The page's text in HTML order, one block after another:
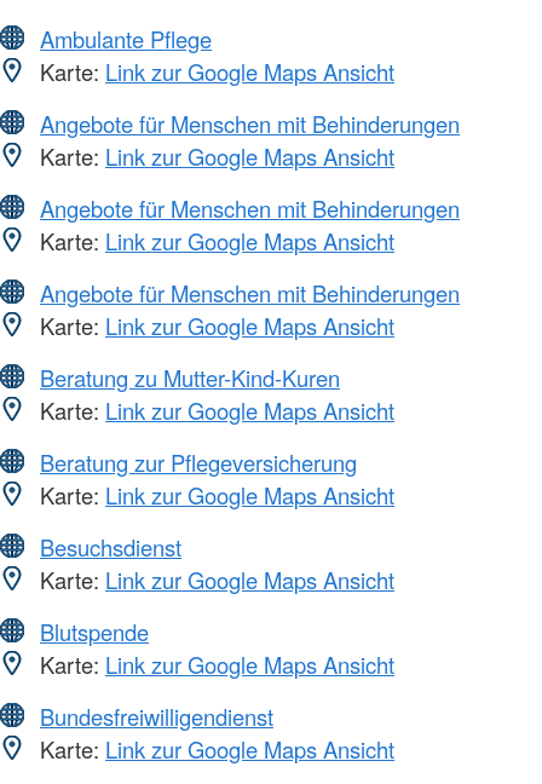
Ambulante Pflege
Karte: Link zur Google Maps Ansicht
Angebote für Menschen mit Behinderungen
Karte: Link zur Google Maps Ansicht
Angebote für Menschen mit Behinderungen
Karte: Link zur Google Maps Ansicht
Angebote für Menschen mit Behinderungen
Karte: Link zur Google Maps Ansicht
Beratung zu Mutter-Kind-Kuren
Karte: Link zur Google Maps Ansicht
Beratung zur Pflegeversicherung
Karte: Link zur Google Maps Ansicht
Besuchsdienst
Karte: Link zur Google Maps Ansicht
Blutspende
Karte: Link zur Google Maps Ansicht
Bundesfreiwilligendienst
Karte: Link zur Google Maps Ansicht